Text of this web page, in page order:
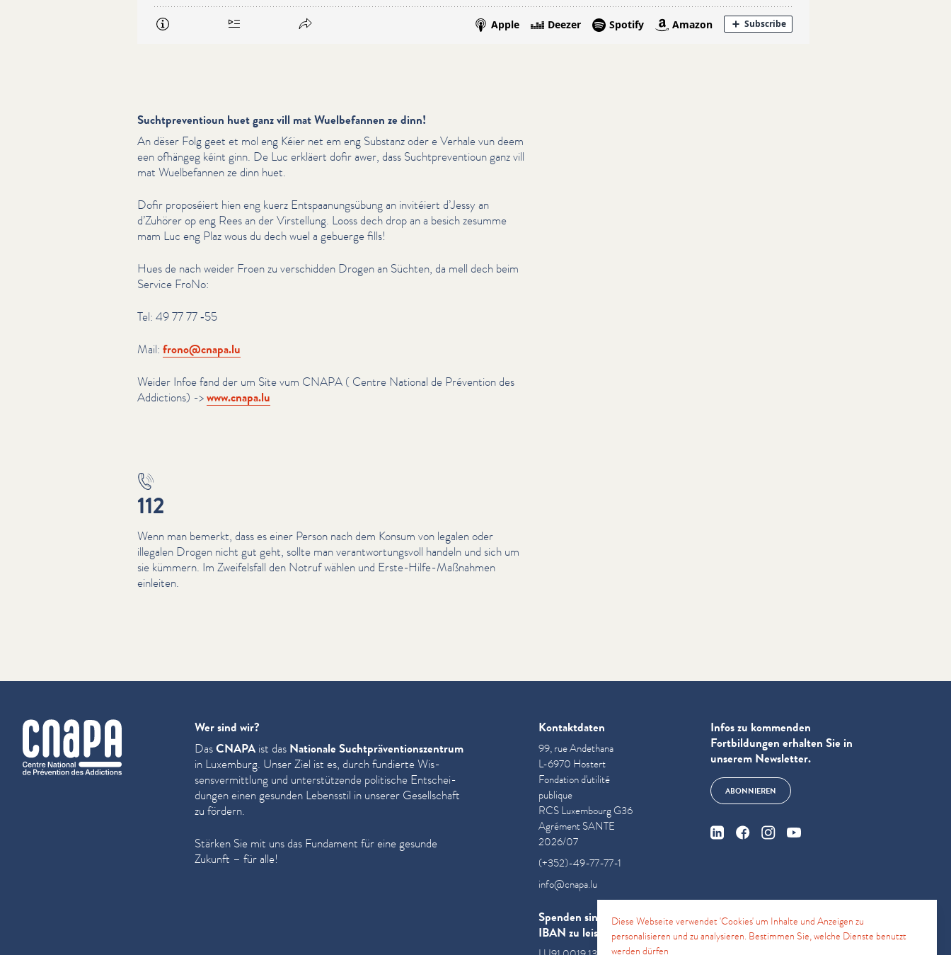
Suchtpreventioun huet ganz vill mat Wuelbefannen ze dinn!
An dëser Folg geet et mol eng Kéier net em eng Substanz oder e Verhale vun deem
een ofhängeg kéint ginn. De Luc erkläert dofir awer, dass Sucht­pre­ven­tioun ganz vill
mat Wuel­be­fan­nen ze dinn huet.
Dofir proposéiert hien eng kuerz Entspaa­nungsübung an invitéiert d’Jessy an
d’Zuhörer op eng Rees an der Virstellung. Looss dech drop an a besich zesumme
mam Luc eng Plaz wous du dech wuel a gebuerge fills!
Hues de nach weider Froen zu verschidden Drogen an Süchten, da mell dech beim
Service FroNo:
Tel: 49 77 77 ‑55
Mail: frono@​cnapa.​lu
Weider Infoe fand der um Site vum CNAPA ( Centre National de Prévention des
Addictions) ->www​.cnapa​.lu
112
Wenn man bemerkt, dass es einer Person nach dem Konsum von legalen oder
illegalen Drogen nicht gut geht, sollte man ver­ant­wor­tungsvoll handeln und sich um
sie kümmern. Im Zweifels­fall den Notruf wählen und Erste-Hilfe-Maßnahmen
einleiten.
cnapa
Wer sind wir?
DasCNAPAist das Nationale Sucht­präven­tion­szen­trum
in Luxemburg. Unser Ziel ist es, durch fundierte Wis­
sensver­mit­tlung und unter­stützende politische Entschei­
dun­gen einen gesunden Lebensstil in unserer Gesellschaft
zu fördern.
Stärken Sie mit uns das Fundament für eine gesunde
Zukunft – für alle!
Kontaktdaten
99, rue Andethana
L-6970 Hostert
Fondation d'utilité
publique
RCS Luxembourg G36
Agrément SANTE
2026/07
(+352)-49-77-77-1
info@cnapa.lu
Spenden sind an die
IBAN zu leisten
Infos zu kommenden
Fortbildungen erhalten Sie in
unserem Newsletter.
ABONNIEREN
Diese Webseite verwendet 'Cookies' um Inhalte und Anzeigen zu
personalisieren und zu analysieren. Bestimmen Sie, welche Dienste benutzt
werden dürfen